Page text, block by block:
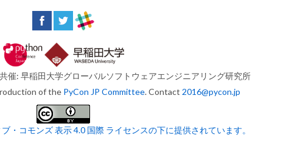
共催: 早稲田大学グローバルソフトウェアエンジニアリング研究所
of the PyCon JP Committee. Contact 2016@pycon.jp
・コモンズ 表示 4.0 国際 ライセンスの下に提供されています。